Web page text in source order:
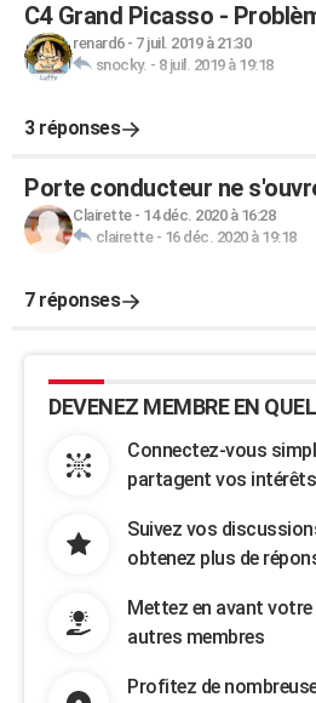
C4 Grand Picasso -
renard6- 7 juil. 2019 à 21:30
snocky. - 8 juil. 2019 à 19:18
3 réponses
Porte conducteur ne
Clairette- 14 déc. 2020 à 16:28
clairette- 16 déc. 2020 à 19:18
7 réponses
DEVENEZ MEMBRE EN
Connectez-vous
partagent vos intérêts
Suivez vos
obtenez plus de
Mettez en avant
autres membres
Profitez de